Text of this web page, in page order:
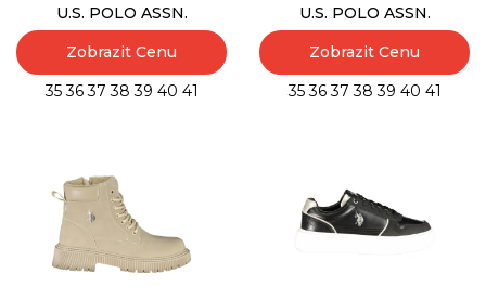
U.S. POLO ASSN.
Zobrazit Cenu
35 36 37 38 39 40 41
U.S. POLO ASSN.
Zobrazit Cenu
35 36 37 38 39 40 41